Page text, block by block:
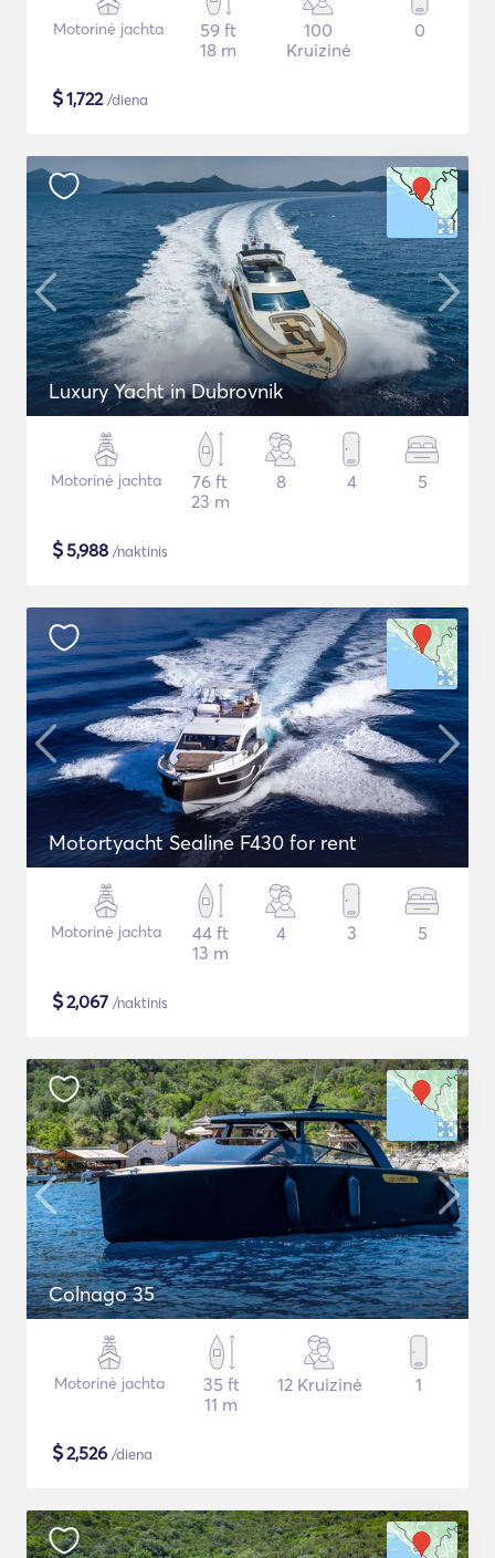
Motorinė jachta
59 ft
18 m
100
Kruizinė
0
$1,722/diena
Luxury Yacht in Dubrovnik
Motorinė jachta
76 ft
23 m
8 4 5
$5,988 /naktinis
Motortyacht Sealine F430 for rent
Motorinė jachta
44 ft
13 m
4 3 5
$2,067 /naktinis
Colnago 35
Motorinė jachta
35 ft
11 m
12 Kruizinė 1
$2,526 /diena